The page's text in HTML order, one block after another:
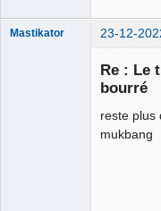
Mastikator 23-12-
Re : Le
bourré
reste plus
mukbang